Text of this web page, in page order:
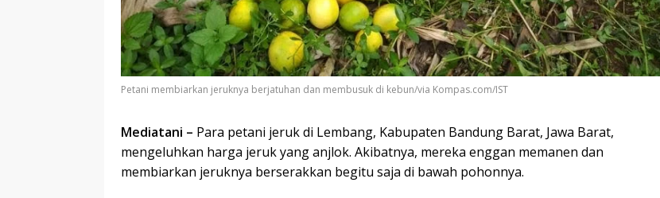
Petani membiarkan jeruknya berjatuhan dan membusuk di kebun/via Kompas.com/IST
Mediatani – Para petani jeruk di Lembang, Kabupaten Bandung Barat, Jawa Barat,
mengeluhkan harga jeruk yang anjlok. Akibatnya, mereka enggan memanen dan
membiarkan jeruknya berserakkan begitu saja di bawah pohonnya.